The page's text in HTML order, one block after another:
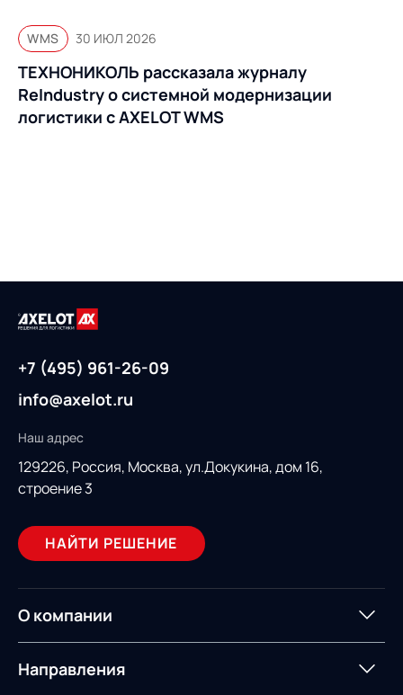
WMS 30 ИЮЛ 2026
ТЕХНОНИКОЛЬ рассказала журналу
ReIndustry о системной модернизации
логистики с AXELOT WMS
+7 (495) 961-26-09
info@axelot.ru
Наш адрес
129226, Россия, Москва, ул.Докукина, дом 16,
строение 3
НАЙТИ РЕШЕНИЕ
О компании
О компании
Направления